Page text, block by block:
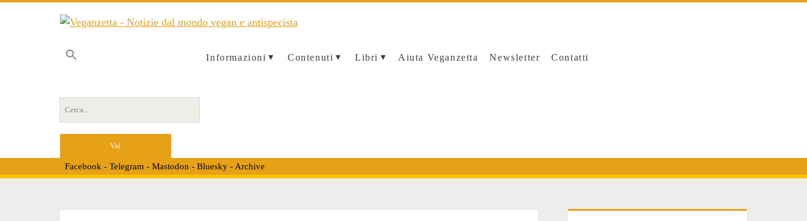
Cerca per:
Informazioni Contenuti Libri Aiuta Veganzetta Newsletter Contatti
Facebook - Telegram - Mastodon - Bluesky- Archive